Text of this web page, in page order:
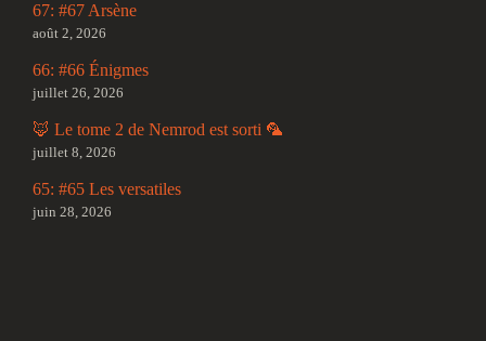
67: #67 Arsène
août 2, 2026
66: #66 Énigmes
juillet 26, 2026
🦊 Le tome 2 de Nemrod est sorti 🦜
juillet 8, 2026
65: #65 Les versatiles
juin 28, 2026